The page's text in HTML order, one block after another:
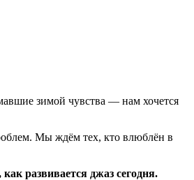
зимой чувства — нам хочется
Мы ждём тех, кто влюблён в
развивается джаз сегодня.